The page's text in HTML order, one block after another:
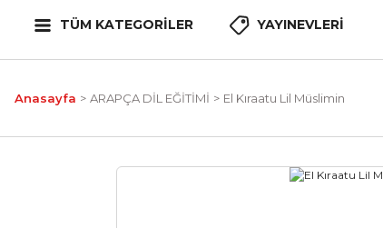
TÜM KATEGORİLER YAYINEVLERİ
Anasayfa ARAPÇA DİL EĞİTİMİ El Kıraatu Lil Müslimin